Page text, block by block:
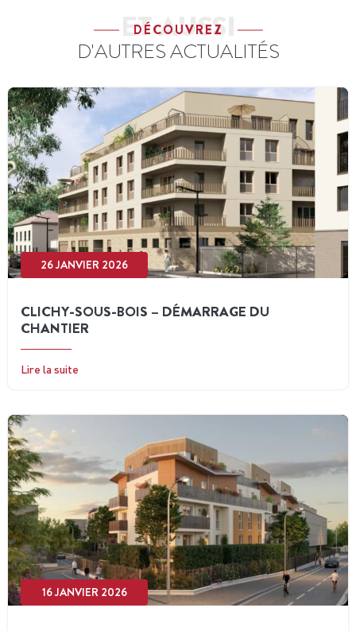
ET AUSSI
DÉCOUVREZ
D'AUTRES ACTUALITÉS
26 JANVIER 2026
CLICHY-SOUS-BOIS – DÉMARRAGE DU
CHANTIER
Lire la suite
16 JANVIER 2026